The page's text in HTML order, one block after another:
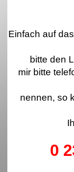
Einfach auf
bitte den
mir bitte
nennen, so
0